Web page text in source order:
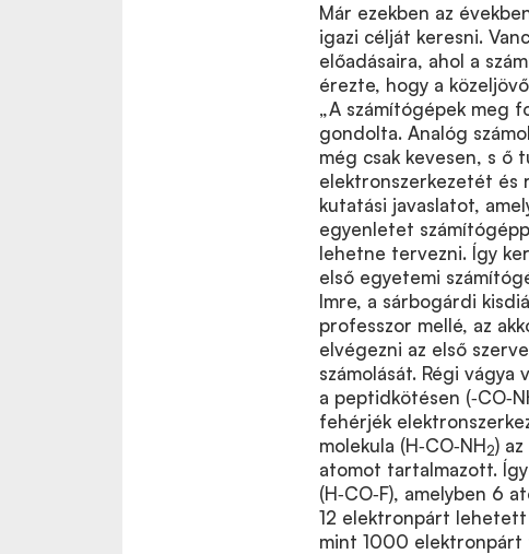
Már ezekben az
igazi célját keresni.
előadásaira, ahol a
érezte, hogy a
„A számítógépek meg
gondolta. Analóg
még csak kevesen, s ő
elektronszerkezetét és
kutatási javaslatot,
egyenletet
lehetne tervezni. Így
első egyetemi
Imre, a sárbogárdi
professzor mellé, az
elvégezni az első
számolását. Régi vágya
a peptidkötésen
fehérjék
molekula (H‑CO‑NH2)
atomot tartalmazott.
(H‑CO‑F), amelyben 6
12 elektronpárt
mint 1000 elektronpárt